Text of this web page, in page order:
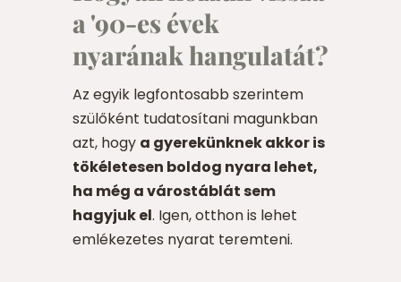
a '90-es évek
nyarának hangulatát?
Az egyik legfontosabb szerintem
szülőként tudatosítani magunkban
azt, hogy a gyerekünknek akkor is
tökéletesen boldog nyara lehet,
ha még a várostáblát sem
hagyjuk el. Igen, otthon is lehet
emlékezetes nyarat teremteni.